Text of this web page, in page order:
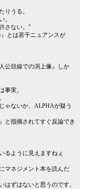
りうる。
。
さない。"
とは若干ニュアンスが
公目線での渕上像』しか
事実。
ゃないか、ALPHAが疑う
と指摘されてすぐ反論でき
るように見えますねぇ
マネジメント本を読んだ
はずはないと思うのです。